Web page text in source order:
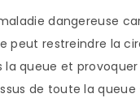
dangereuse
peut restreindre la
la queue et provoquer
de toute la queue